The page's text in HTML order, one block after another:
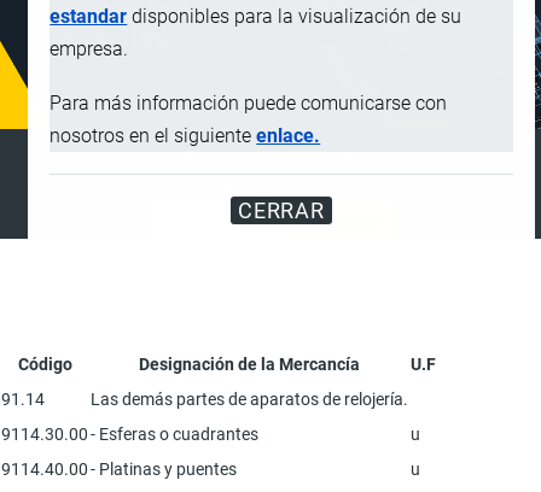
estandar disponibles para la visualización de su
empresa.
Para más información puede comunicarse con
nosotros en el siguienteenlace.
CERRAR
SUSCRIBIRSE
ANUNCIAR
Código Designación de la Mercancía
U.F
91.14
Las demás partes de aparatos de relojería.
9114.30.00- Esferas o cuadrantes
u
9114.40.00- Platinas y puentes
u